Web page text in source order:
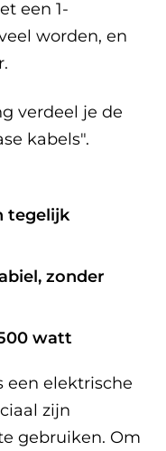
een 1-
worden, en
verdeel je de
kabels".
tegelijk
zonder
watt
een elektrische
zijn
gebruiken. Om